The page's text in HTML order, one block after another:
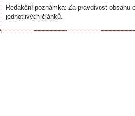
Redakční poznámka: Za pravdivost obsahu
jednotlivých článků.